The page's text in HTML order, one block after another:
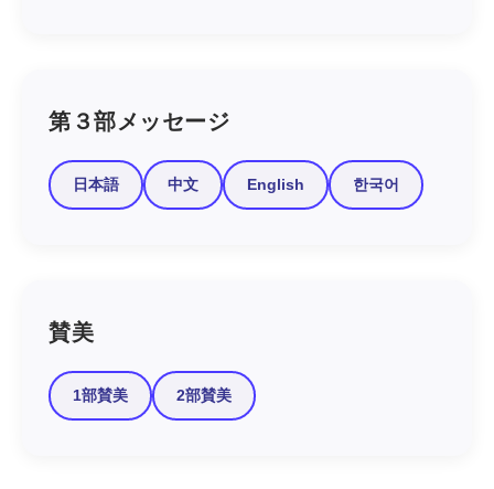
第３部メッセージ
日本語 中文 English 한국어
賛美
1部賛美 2部賛美